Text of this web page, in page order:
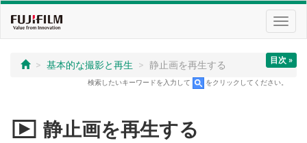
目次 »
基本的な撮影と再生 静止画を再生する
検索したいキーワードを入力して をクリックしてください。
a 静止画を再生する